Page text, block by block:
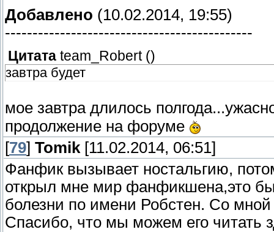
Добавлено (10.02.2014, 19:55)
---------------------------------------------
Цитата team_Robert()
завтра будет
мое завтра длилось
продолжение на форуме
[79] Tomik [11.02.2014, 06:51]
Фанфик вызывает ностальгию,
открыл мне мир фанфикшена,это
болезни по имени Робстен. Со мной
Спасибо, что мы можем его читать